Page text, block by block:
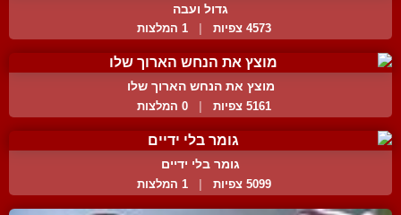
גדול ועבה
4573 צפיות 1 המלצות
מוצץ את הנחש הארוך שלו
5161 צפיות 0 המלצות
גומר בלי ידיים
5099 צפיות | 1 המלצות